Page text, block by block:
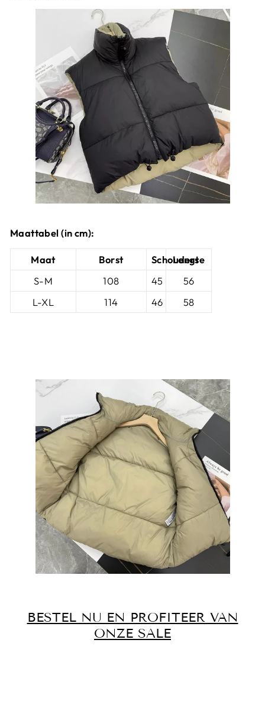
Maattabel (in cm):
Maat Borst Schouders
Lengte
S-M
108 45
56
L-XL
114 46 58
BESTEL NU EN PROFITEER VAN
ONZE SALE